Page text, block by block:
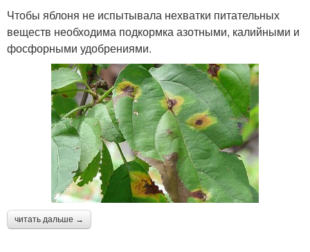
Чтобы яблоня не испытывала нехватки питательных
веществ необходима подкормка азотными, калийными и
фосфорными удобрениями.
читать дальше →